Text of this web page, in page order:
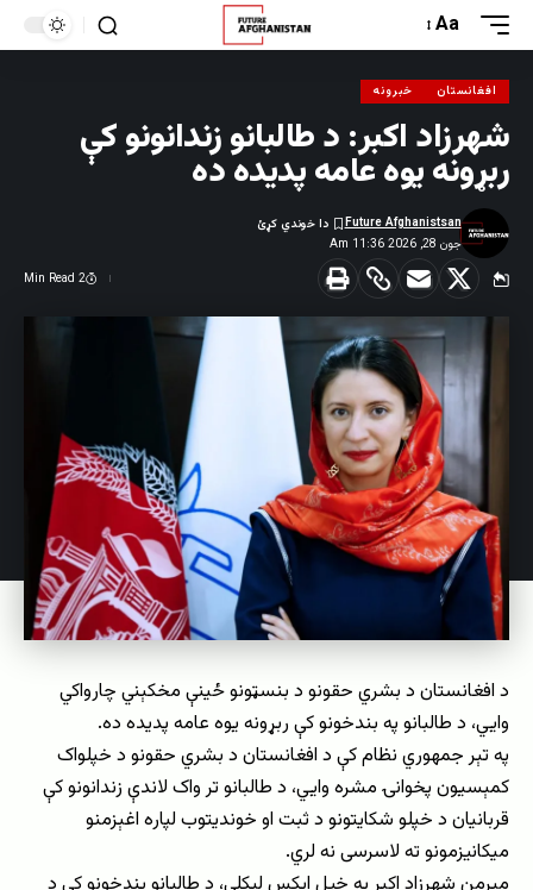
Aa
افغانستان خبرونه
شهرزاد اکبر: د طالبانو زندانونو کې
ربړونه یوه عامه پدیده ده
جون 28, 2026 11:36 Am
Future Afghanistsan
2 Min Read
د افغانستان د بشري حقونو د بنسټونو ځینې مخکېني چارواکي
وايي، د طالبانو په بندخونو کې ربړونه یوه عامه پدیده ده.
په تېر جمهوري نظام کې د افغانستان د بشري حقونو د خپلواک
کمېسیون پخوانۍ مشره وايي، د طالبانو تر واک لاندې زندانونو کې
قربانیان د خپلو شکایتونو د ثبت او خوندیتوب لپاره اغېزمنو
میکانیزمونو ته لاسرسی نه لري.